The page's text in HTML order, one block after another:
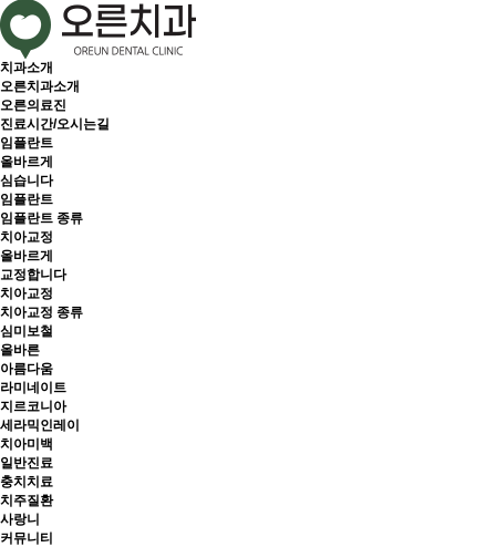
치과소개
오른치과소개
오른의료진
진료시간/오시는길
임플란트
올바르게
심습니다
임플란트
임플란트 종류
치아교정
올바르게
교정합니다
치아교정
치아교정 종류
심미보철
올바른
아름다움
라미네이트
지르코니아
세라믹인레이
치아미백
일반진료
충치치료
치주질환
사랑니
커뮤니티